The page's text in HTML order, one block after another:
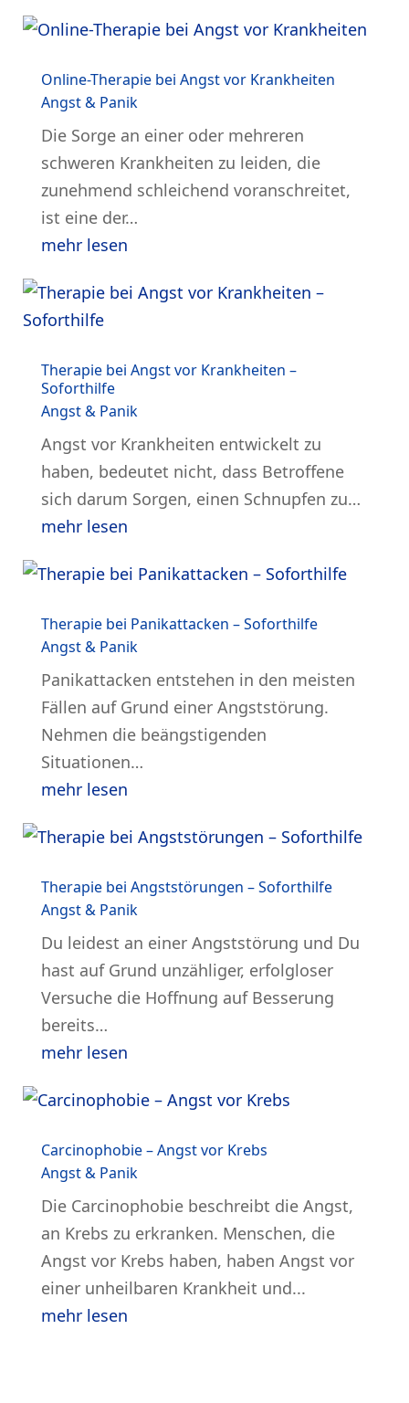
Online-Therapie bei Angst vor Krankheiten
Angst & Panik
Die Sorge an einer oder mehreren
schweren Krankheiten zu leiden, die
zunehmend schleichend voranschreitet,
ist eine der…
mehr lesen
Therapie bei Angst vor Krankheiten –
Soforthilfe
Angst & Panik
Angst vor Krankheiten entwickelt zu
haben, bedeutet nicht, dass Betroffene
sich darum Sorgen, einen Schnupfen zu…
mehr lesen
Therapie bei Panikattacken – Soforthilfe
Angst & Panik
Panikattacken entstehen in den meisten
Fällen auf Grund einer Angststörung.
Nehmen die beängstigenden
Situationen…
mehr lesen
Therapie bei Angststörungen – Soforthilfe
Angst & Panik
Du leidest an einer Angststörung und Du
hast auf Grund unzähliger, erfolgloser
Versuche die Hoffnung auf Besserung
bereits…
mehr lesen
Carcinophobie – Angst vor Krebs
Angst & Panik
Die Carcinophobie beschreibt die Angst,
an Krebs zu erkranken. Menschen, die
Angst vor Krebs haben, haben Angst vor
einer unheilbaren Krankheit und...
mehr lesen